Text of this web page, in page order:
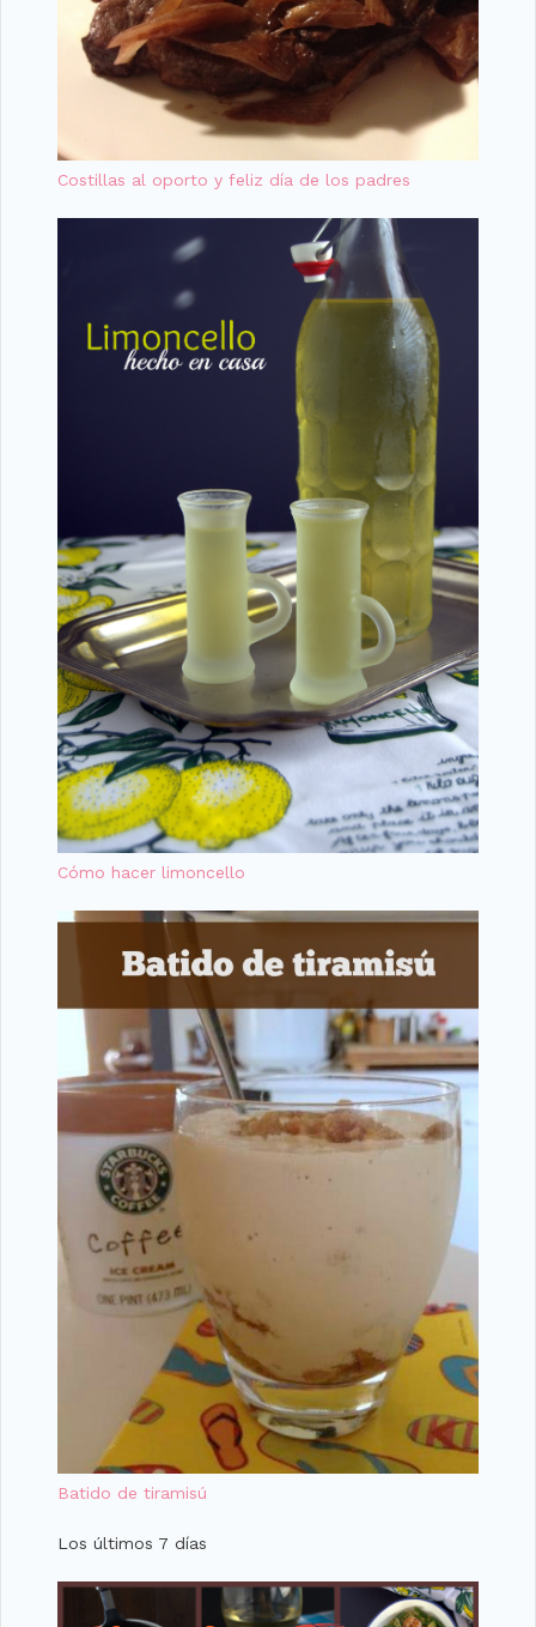
Costillas al oporto y feliz día de los padres
Cómo hacer limoncello
Batido de tiramisú
Los últimos 7 días